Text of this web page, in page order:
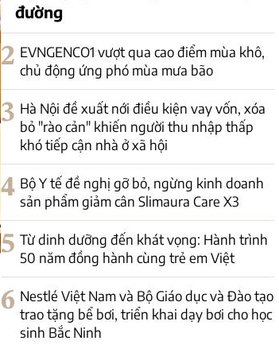
đường
2 EVNGENCO1 vượt qua cao điểm mùa khô,
chủ động ứng phó mùa mưa bão
3 Hà Nội đề xuất nới điều kiện vay vốn, xóa
bỏ "rào cản" khiến người thu nhập thấp
khó tiếp cận nhà ở xã hội
4 Bộ Y tế đề nghị gỡ bỏ, ngừng kinh doanh
sản phẩm giảm cân Slimaura Care X3
5 Từ dinh dưỡng đến khát vọng: Hành trình
50 năm đồng hành cùng trẻ em Việt
6 Nestlé Việt Nam và Bộ Giáo dục và Đào tạo
trao tặng bể bơi, triển khai dạy bơi cho học
sinh Bắc Ninh